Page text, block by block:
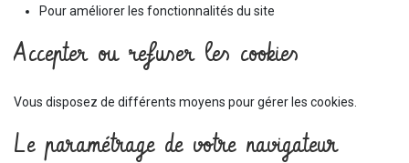
Pour améliorer les fonctionnalités du site
Accepter ou refuser les cookies
Vous disposez de différents moyens pour gérer les cookies.
Le paramétrage de votre navigateur